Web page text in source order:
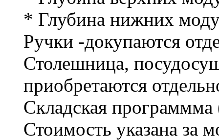
* Глубина нижних
Ручки -докупаются
Столешница,
приобретаются
Складская
Стоимость указана за